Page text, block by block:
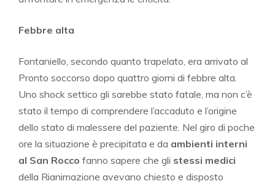
Febbre alta
Fontaniello, secondo quanto trapelato, era arrivato al
Pronto soccorso dopo quattro giorni di febbre alta.
Uno shock settico gli sarebbe stato fatale, ma non c’è
stato il tempo di comprendere l’accaduto e l’origine
dello stato di malessere del paziente. Nel giro di poche
ore la situazione è precipitata e da ambienti interni
al San Rocco fanno sapere che gli stessi medici
della Rianimazione avevano chiesto e disposto